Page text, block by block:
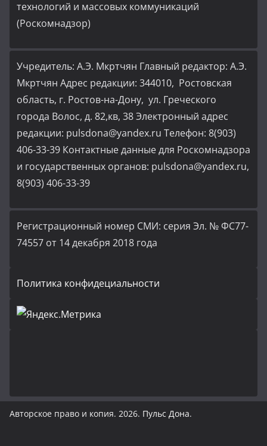
технологий и массовых коммуникаций
(Роскомнадзор)
Учредитель: А.Э. Мкртчян Главный редактор: А.Э.
Мкртчян Адрес редакции: 344010, Ростовская
область, г. Ростов-на-Дону, ул. Греческого
города Волос, д. 82,кв, 38 Электронный адрес
редакции: pulsdona@yandex.ru Телефон: 8(903)
406-33-39 Контактные данные для Роскомнадзора
и государственных органов: pulsdona@yandex.ru,
8(903) 406-33-39
Регистрационный номер СМИ: серия Эл. № ФС77-
74557 от 14 декабря 2018 года
Политика конфидециальности
Авторское право и копия. 2026. Пульс Дона.